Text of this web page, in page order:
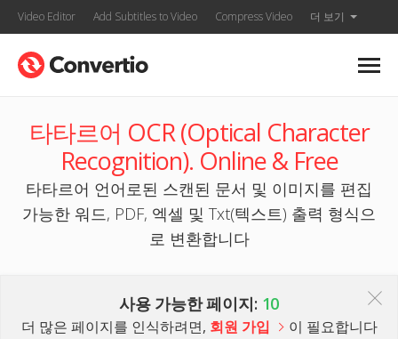
Video Editor Add Subtitles to Video Compress Video 더 보기
타타르어 OCR (Optical Character
Recognition). Online & Free
타타르어 언어로된 스캔된 문서 및 이미지를 편집
가능한 워드, PDF, 엑셀 및 Txt(텍스트) 출력 형식으
로 변환합니다
사용 가능한 페이지: 10
더 많은 페이지를 인식하려면, 회원 가입 이 필요합니다